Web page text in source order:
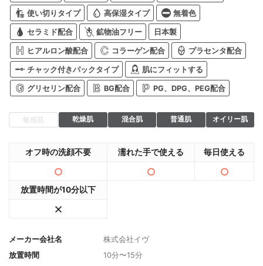
使い切りタイプ 高保湿タイプ 無着色
セラミド配合 鉱物油フリー 日本製
ヒアルロン酸配合 コラーゲン配合 プラセンタ配合
チャック付きパックタイプ 肌にフィットする
グリセリン配合 BG配合 PG、DPG、PEG配合
敏感肌 乾燥肌 混合肌 普通肌 オイリー肌
オフ時の洗顔不要 濡れた手で使える 毎日使える
放置時間が10分以下
メーカー会社名
株式会社イヴ
放置時間
10分〜15分